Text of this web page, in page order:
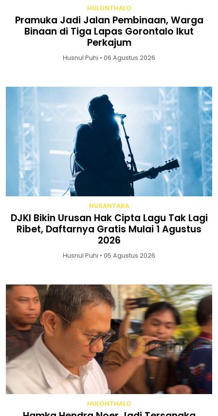
HULONTHALO
Pramuka Jadi Jalan Pembinaan, Warga
Binaan di Tiga Lapas Gorontalo Ikut
Perkajum
Husnul Puhi • 06 Agustus 2026
NUSANTARA
DJKI Bikin Urusan Hak Cipta Lagu Tak Lagi
Ribet, Daftarnya Gratis Mulai 1 Agustus
2026
Husnul Puhi • 05 Agustus 2026
HULONTHALO